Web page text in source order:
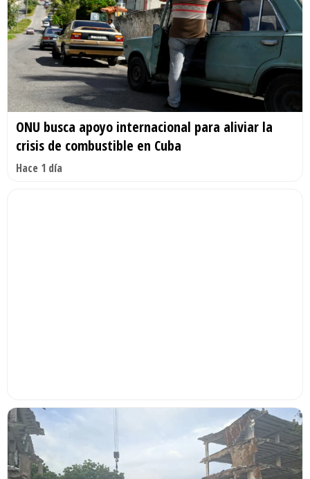
ONU busca apoyo internacional para aliviar la
crisis de combustible en Cuba
Hace 1 día